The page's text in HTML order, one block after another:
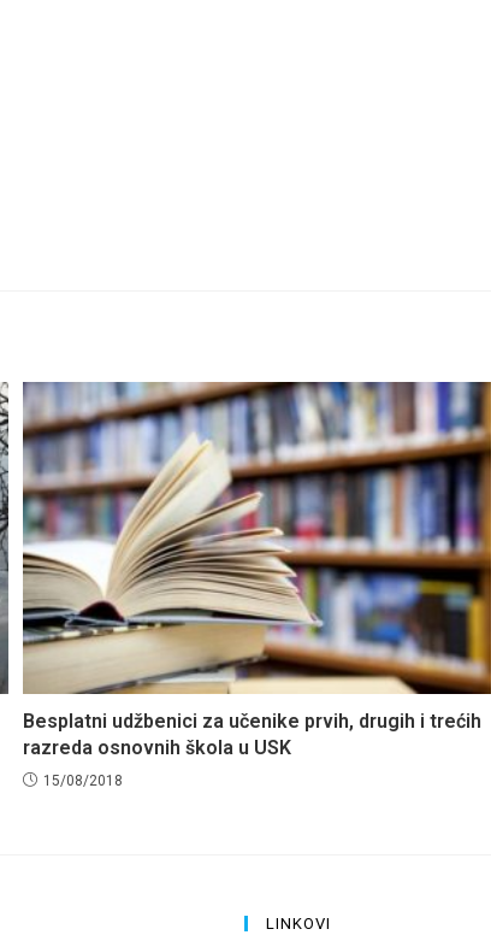
Besplatni udžbenici za učenike prvih, drugih i trećih
razreda osnovnih škola u USK
15/08/2018
LINKOVI